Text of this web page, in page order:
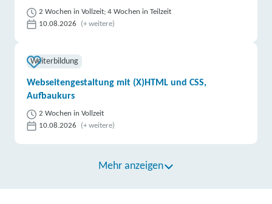
2 Wochen in Vollzeit; 4 Wochen in Teilzeit
10.08.2026
(+ weitere)
Weiterbildung
Webseitengestaltung mit (X)HTML und CSS,
Aufbaukurs
2 Wochen in Vollzeit
10.08.2026
(+ weitere)
Mehr anzeigen